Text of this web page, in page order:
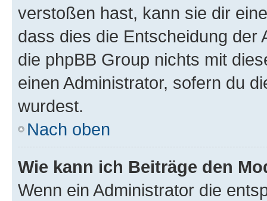
verstoßen hast, kann sie dir
dass dies die Entscheidung der
die phpBB Group nichts mit
einen Administrator, sofern du
wurdest.
Nach oben
Wie kann ich Beiträge den
Wenn ein Administrator die